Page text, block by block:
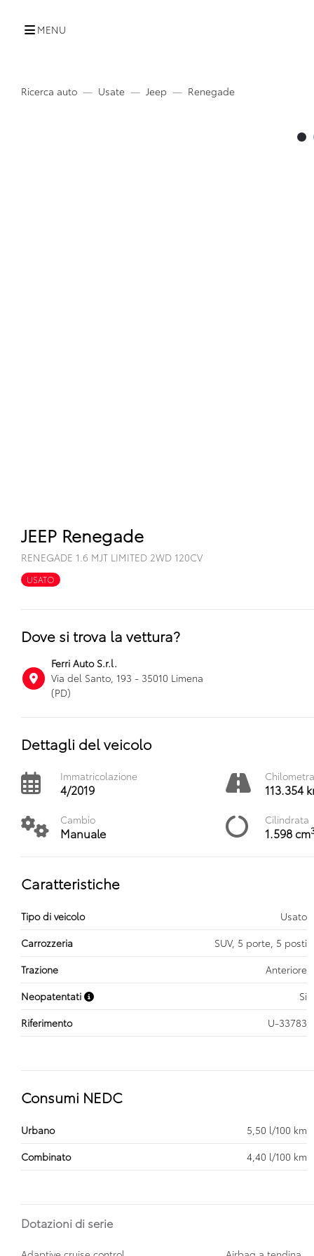
MENU
Ricerca auto Usate Jeep Renegade
JEEP Renegade
RENEGADE 1.6 MJT LIMITED 2WD 120CV
USATO
Dove si trova la vettura?
Ferri Auto S.r.l.
Via del Santo, 193 - 35010 Limena
(PD)
Dettagli del veicolo
Immatricolazione
4/2019 113.354
Cambio
Manuale
Cilindrata
1.598 cm
Caratteristiche
Tipo di veicolo Usato
Carrozzeria
SUV, 5 porte, 5 posti
Trazione
Anteriore
Neopatentati
Si
Riferimento
U-33783
Consumi NEDC
Urbano 5,50 l/100 km
Combinato
4,40 l/100 km
Dotazioni di serie